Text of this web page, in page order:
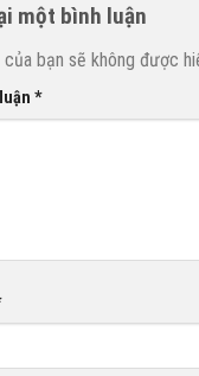
một bình luận
của bạn sẽ không được
*